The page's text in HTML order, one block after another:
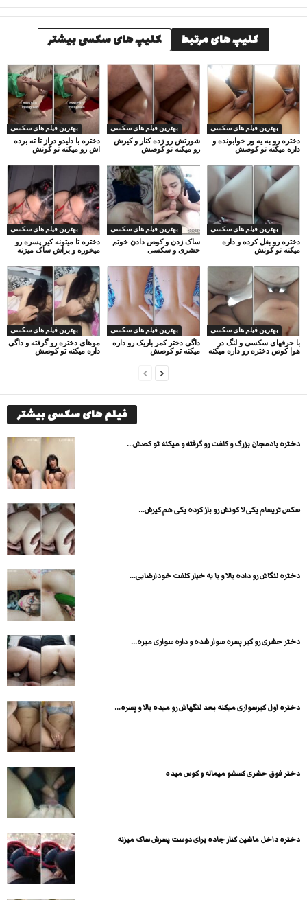
کلیپ های مرتبط کلیپ های سکسی بیشتر
بهترین فیلم های سکسی
دختره با دلیدو دراز تا ته برده
اش رو میکنه تو کونش
بهترین فیلم های سکسی
شورتش رو زده کنار و کیرش
رو میکنه تو کوصش
بهترین فیلم های سکسی
دختره رو به یه ور خوابونده و
داره میکنه تو کوصش
بهترین فیلم های سکسی
دختره تا میتونه کیر پسره رو
میخوره و براش ساک میزنه
بهترین فیلم های سکسی
ساک زدن و کوص دادن خوتم
حشری و سکسی
بهترین فیلم های سکسی
دختره رو بغل کرده و داره
میکنه تو کونش
بهترین فیلم های سکسی
موهای دختره رو گرفته و داگی
داره میکنه تو کوصش
بهترین فیلم های سکسی
داگی دختر کمر باریک رو داره
میکنه تو کوصش
بهترین فیلم های سکسی
با حرفهای سکسی و لنگ در
هوا کوص دختره رو داره میکنه
فیلم های سکسی بیشتر
دختره بادمجان بزرگ و کلفت رو گرفته و میکنه تو کصش...
سکس تریسام یکی لا کونش رو باز کرده یکی هم کیرش...
دختره لنگاش رو داده بالا و با یه خیار کلفت خودارضایی...
دختر حشری رو کیر پسره سوار شده و داره سواری میره...
دختره اول کیرسواری میکنه بعد لنگهاش رو میده بالا و پسره...
دختر فوق حشری کسشو میماله و کوس میده
دختره داخل ماشین کنار جاده برای دوست پسرش ساک میزنه